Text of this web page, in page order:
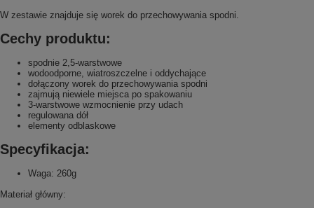
W zestawie znajduje się worek do przechowywania spodni.
Cechy produktu:
spodnie 2,5-warstwowe
wodoodporne, wiatroszczelne i oddychające
dołączony worek do przechowywania spodni
zajmują niewiele miejsca po spakowaniu
3-warstwowe wzmocnienie przy udach
regulowana dół
elementy odblaskowe
Specyfikacja:
Waga: 260g
Materiał główny: